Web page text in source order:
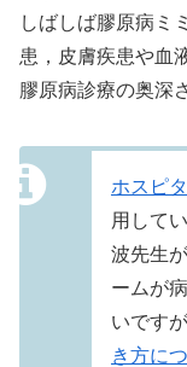
しばしば膠原病ミ
患，皮膚疾患や血
膠原病診療の奥深
ホスピ
用して
波先生
ームが
いですが
き方に